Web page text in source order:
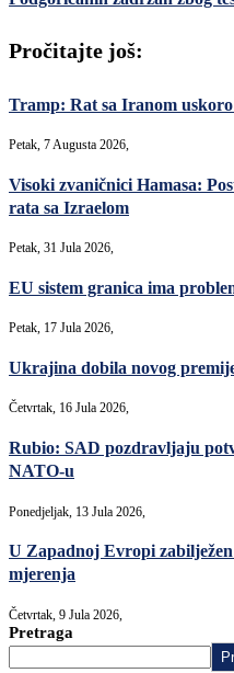
Pročitajte još:
Tramp: Rat sa Iranom uskoro
Petak, 7 Augusta 2026,
Visoki zvaničnici Hamasa:
rata sa Izraelom
Petak, 31 Jula 2026,
EU sistem granica ima
Petak, 17 Jula 2026,
Ukrajina dobila novog
Četvrtak, 16 Jula 2026,
Rubio: SAD pozdravljaju
NATO-u
Ponedjeljak, 13 Jula 2026,
U Zapadnoj Evropi
mjerenja
Četvrtak, 9 Jula 2026,
Pretraga